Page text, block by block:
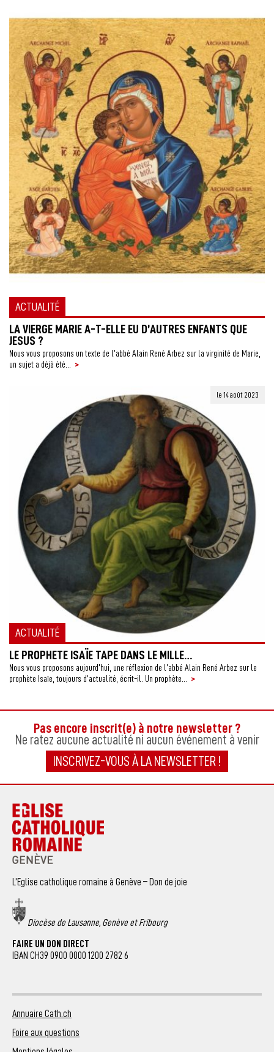
ACTUALITÉ
LA VIERGE MARIE A-T-ELLE EU D’AUTRES ENFANTS QUE
JESUS ?
Nous vous proposons un texte de l’abbé Alain René Arbez sur la virginité de Marie,
un sujet a déjà été...
>
ACTUALITÉ
le 14 août 2023
LE PROPHETE ISAÏE TAPE DANS LE MILLE…
Nous vous proposons aujourd’hui, une réflexion de l’abbé Alain René Arbez sur le
prophète Isaïe, toujours d’actualité, écrit-il. Un prophète...
>
Pas encore inscrit(e) à notre newsletter ?
Ne ratez aucune actualité ni aucun événement à venir
INSCRIVEZ-VOUS À LA NEWSLETTER !
L’Eglise catholique romaine à Genève – Don de joie
Diocèse de Lausanne, Genève et Fribourg
FAIRE UN DON DIRECT
IBAN CH39 0900 0000 1200 2782 6
Annuaire Cath.ch
Foire aux questions